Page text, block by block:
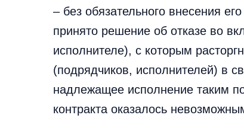
– без обязательного внесения
принято решение об отказе во
исполнителе), с которым
(подрядчиков, исполнителей) в
надлежащее исполнение таким
контракта оказалось